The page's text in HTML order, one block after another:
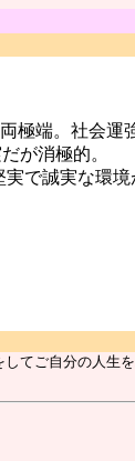
極端。社会運
が消極的。
で誠実な環境
てご自分の人生を